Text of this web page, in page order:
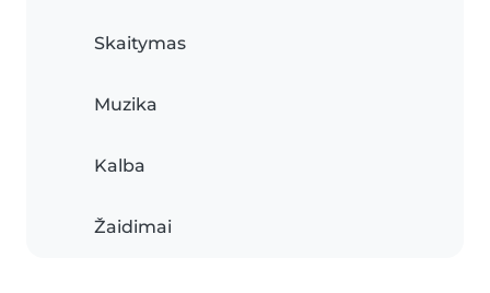
Skaitymas
Muzika
Kalba
Žaidimai